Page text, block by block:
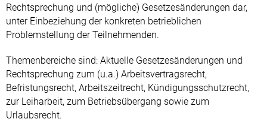
Rechtsprechung und (mögliche) Gesetzesänderungen dar,
unter Einbeziehung der konkreten betrieblichen
Problemstellung der Teilnehmenden.
Themenbereiche sind: Aktuelle Gesetzesänderungen und
Rechtsprechung zum (u.a.) Arbeitsvertragsrecht,
Befristungsrecht, Arbeitszeitrecht, Kündigungsschutzrecht,
zur Leiharbeit, zum Betriebsübergang sowie zum
Urlaubsrecht.